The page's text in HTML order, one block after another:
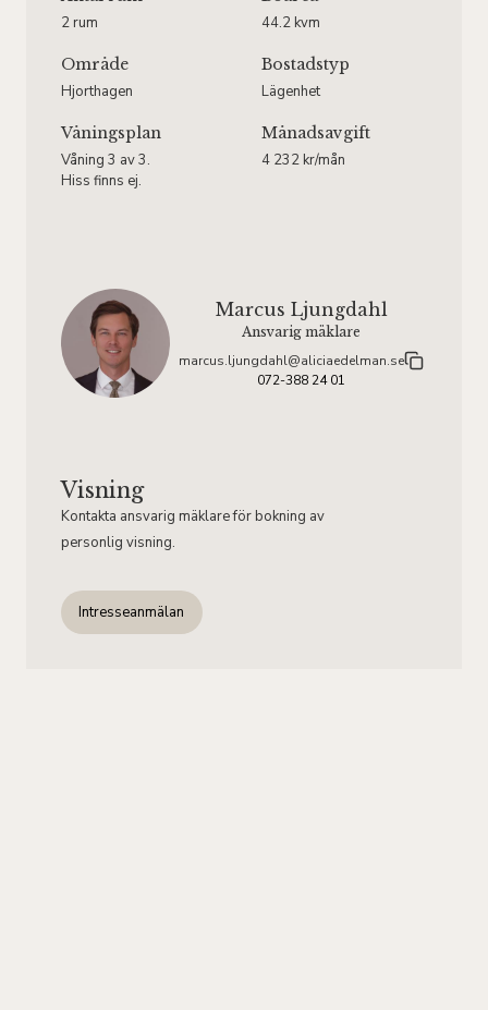
2 rum
44.2 kvm
Område
Hjorthagen
Bostadstyp
Lägenhet
Våningsplan
Våning 3 av 3.
Hiss finns ej.
Månadsavgift
4 232 kr/mån
Marcus Ljungdahl
Ansvarig mäklare
marcus.ljungdahl@aliciaedelman.se
072-388 24 01
Visning
Kontakta ansvarig mäklare för bokning av
personlig visning.
Intresseanmälan